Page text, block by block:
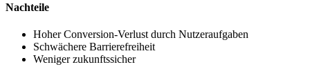
Nachteile
Hoher Conversion-Verlust durch Nutzeraufgaben
Schwächere Barrierefreiheit
Weniger zukunftssicher